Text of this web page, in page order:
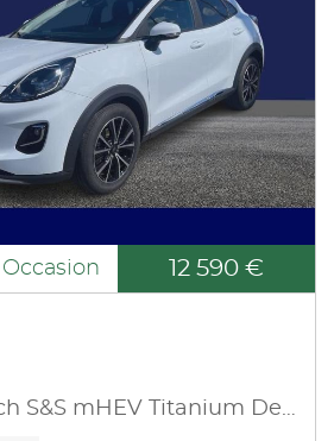
Occasion 12 590 €
1.0 Flexifuel 125ch S&S mHEV Titanium Design 3